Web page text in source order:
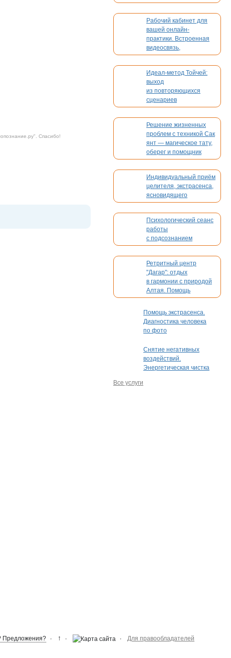
взрослых и детей
Рабочий кабинет для
вашей онлайн-
практики. Встроенная
видеосвязь,
бронирование,
платежи. Без
конкуренции
Идеал-метод Тойчей:
выход
из повторяющихся
сценариев
Решение жизненных
проблем с техникой Сак
янт — магическое тату,
оберег и помощник
Индивидуальный приём
целителя, экстрасенса,
ясновидящего
Психологический сеанс
работы
с подсознанием
Ретритный центр
"Дагар": отдых
в гармонии с природой
Алтая. Помощь
в организации вашего
мероприятия
Помощь экстрасенса.
Диагностика человека
по фото
Снятие негативных
воздействий.
Энергетическая чистка
Все услуги
". Спасибо!
↑ Для правообладателей